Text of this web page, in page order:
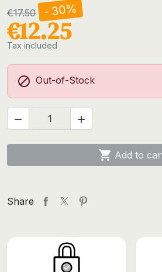
€17.50 - 30%
€12.25
Tax included
 Out-of-Stock
 
 Add to
Share